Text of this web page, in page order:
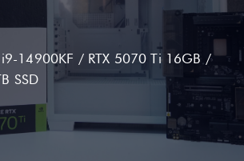
14900KF / RTX 5070 Ti 16GB /
SSD